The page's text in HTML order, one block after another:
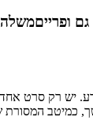
יש רק סרט אחד
המסורת